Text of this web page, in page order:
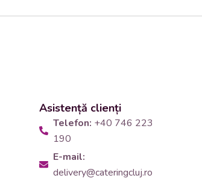
Asistență clienți
Telefon: +40 746 223
190
E-mail:
delivery@cateringcluj.ro